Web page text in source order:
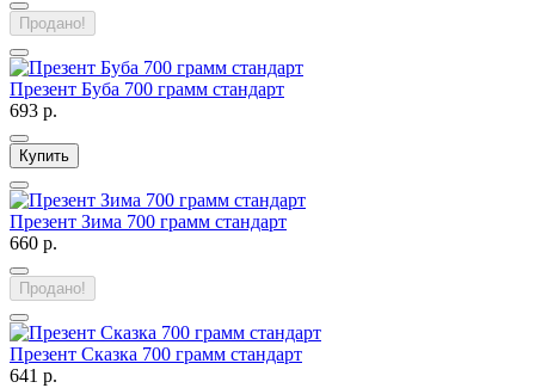
Продано!
Презент Буба 700 грамм стандарт
693 р.
Купить
Презент Зима 700 грамм стандарт
660 р.
Продано!
Презент Сказка 700 грамм стандарт
641 р.